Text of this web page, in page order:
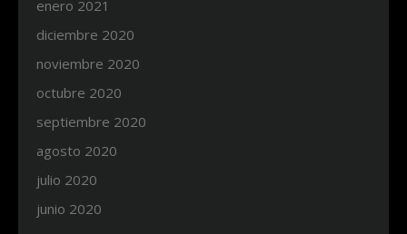
enero 2021
diciembre 2020
noviembre 2020
octubre 2020
septiembre 2020
agosto 2020
julio 2020
junio 2020